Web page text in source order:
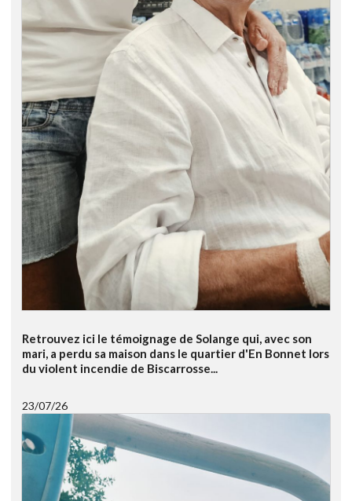
Retrouvez ici le témoignage de Solange qui, avec son
mari, a perdu sa maison dans le quartier d'En Bonnet lors
du violent incendie de Biscarrosse...
23/07/26